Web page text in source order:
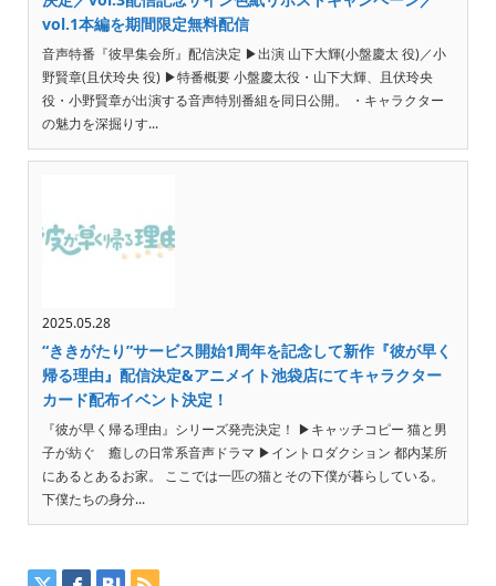
vol.1本編を期間限定無料配信
音声特番『彼早集会所』配信決定 ▶︎出演 山下大輝(小盤慶太 役)／小
野賢章(且伏玲央 役) ▶︎特番概要 小盤慶太役・山下大輝、且伏玲央
役・小野賢章が出演する音声特別番組を同日公開。 ・キャラクター
の魅力を深掘りす...
2025.05.28
“ききがたり”サービス開始1周年を記念して新作『彼が早く
帰る理由』配信決定&アニメイト池袋店にてキャラクター
カード配布イベント決定！
『彼が早く帰る理由』シリーズ発売決定！ ▶︎キャッチコピー 猫と男
子が紡ぐ 癒しの日常系音声ドラマ ▶︎イントロダクション 都内某所
にあるとあるお家。 ここでは一匹の猫とその下僕が暮らしている。
下僕たちの身分...